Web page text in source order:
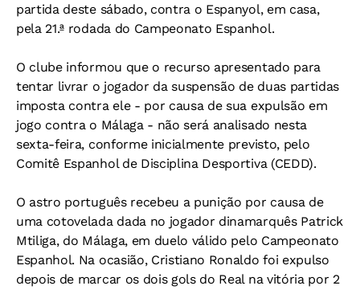
partida deste sábado, contra o Espanyol, em casa,
pela 21.ª rodada do Campeonato Espanhol.
O clube informou que o recurso apresentado para
tentar livrar o jogador da suspensão de duas partidas
imposta contra ele - por causa de sua expulsão em
jogo contra o Málaga - não será analisado nesta
sexta-feira, conforme inicialmente previsto, pelo
Comitê Espanhol de Disciplina Desportiva (CEDD).
O astro português recebeu a punição por causa de
uma cotovelada dada no jogador dinamarquês Patrick
Mtiliga, do Málaga, em duelo válido pelo Campeonato
Espanhol. Na ocasião, Cristiano Ronaldo foi expulso
depois de marcar os dois gols do Real na vitória por 2